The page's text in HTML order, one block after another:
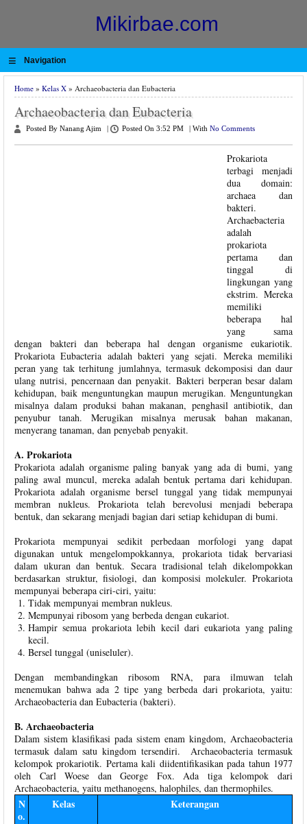
Mikirbae.com
≡ Navigation
Home » Kelas X » Archaeobacteria dan Eubacteria
Archaeobacteria dan Eubacteria
Posted By Nanang Ajim Posted On 3:52 PM With No Comments
Prokariota
terbagi menjadi
dua domain:
archaea dan
bakteri.
Archaebacteria
adalah
prokariota
pertama dan
tinggal di
lingkungan yang
ekstrim. Mereka
memiliki
beberapa hal
yang sama
dengan bakteri dan beberapa hal dengan organisme eukariotik.
Prokariota Eubacteria adalah bakteri yang sejati. Mereka memiliki
peran yang tak terhitung jumlahnya, termasuk dekomposisi dan daur
ulang nutrisi, pencernaan dan penyakit. Bakteri berperan besar dalam
kehidupan, baik menguntungkan maupun merugikan. Menguntungkan
misalnya dalam produksi bahan makanan, penghasil antibiotik, dan
penyubur tanah. Merugikan misalnya merusak bahan makanan,
menyerang tanaman, dan penyebab penyakit.
A. Prokariota
Prokariota adalah organisme paling banyak yang ada di bumi, yang
paling awal muncul, mereka adalah bentuk pertama dari kehidupan.
Prokariota adalah organisme bersel tunggal yang tidak mempunyai
membran nukleus. Prokariota telah berevolusi menjadi beberapa
bentuk, dan sekarang menjadi bagian dari setiap kehidupan di bumi.
Prokariota mempunyai sedikit perbedaan morfologi yang dapat
digunakan untuk mengelompokkannya, prokariota tidak bervariasi
dalam ukuran dan bentuk. Secara tradisional telah dikelompokkan
berdasarkan struktur, fisiologi, dan komposisi molekuler. Prokariota
mempunyai beberapa ciri-ciri, yaitu:
Tidak mempunyai membran nukleus.
Mempunyai ribosom yang berbeda dengan eukariot.
Hampir semua prokariota lebih kecil dari eukariota yang paling
kecil.
Bersel tunggal (uniseluler).
Dengan membandingkan ribosom RNA, para ilmuwan telah
menemukan bahwa ada 2 tipe yang berbeda dari prokariota, yaitu:
Archaeobacteria dan Eubacteria (bakteri).
B. Archaeobacteria
Dalam sistem klasifikasi pada sistem enam kingdom, Archaeobacteria
termasuk dalam satu kingdom tersendiri. Archaeobacteria termasuk
kelompok prokariotik. Pertama kali diidentifikasikan pada tahun 1977
oleh Carl Woese dan George Fox. Ada tiga kelompok dari
Archaeobacteria, yaitu methanogens, halophiles, dan thermophiles.
N
o.
Kelas Keterangan